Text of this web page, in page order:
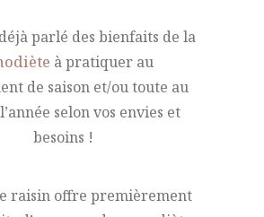
parlé des bienfaits de la
à pratiquer au
de saison et/ou toute au
selon vos envies et
besoins !
raisin offre premièrement